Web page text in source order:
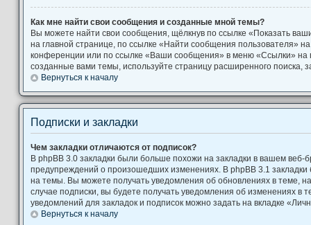
Как мне найти свои сообщения и созданные мной темы?
Вы можете найти свои сообщения, щёлкнув по ссылке «Показать
на главной странице, по ссылке «Найти сообщения пользователя»
конференции или по ссылке «Ваши сообщения» в меню «Ссылки» на
созданные вами темы, используйте страницу расширенного поиска,
Вернуться к началу
Подписки и закладки
Чем закладки отличаются от подписок?
В phpBB 3.0 закладки были больше похожи на закладки в вашем веб-
предупреждений о произошедших изменениях. В phpBB 3.1
на темы. Вы можете получать уведомления об обновлениях в теме,
случае подписки, вы будете получать уведомления об изменениях в
уведомлений для закладок и подписок можно задать на вкладке
Вернуться к началу